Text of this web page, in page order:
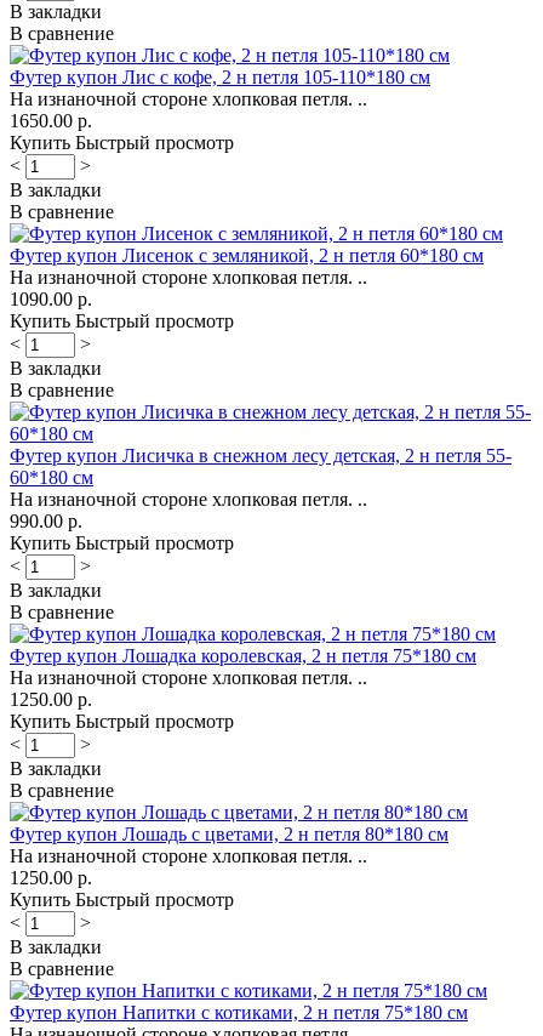
В закладки
В сравнение
Футер купон Лис с кофе, 2 н петля 105-110*180 см
На изнаночной стороне хлопковая петля. ..
1650.00 р.
Купить Быстрый просмотр
<
>
В закладки
В сравнение
Футер купон Лисенок с земляникой, 2 н петля 60*180 см
На изнаночной стороне хлопковая петля. ..
1090.00 р.
Купить Быстрый просмотр
<
>
В закладки
В сравнение
Футер купон Лисичка в снежном лесу детская, 2 н петля 55-
60*180 см
На изнаночной стороне хлопковая петля. ..
990.00 р.
Купить Быстрый просмотр
<
>
В закладки
В сравнение
Футер купон Лошадка королевская, 2 н петля 75*180 см
На изнаночной стороне хлопковая петля. ..
1250.00 р.
Купить Быстрый просмотр
<
>
В закладки
В сравнение
Футер купон Лошадь с цветами, 2 н петля 80*180 см
На изнаночной стороне хлопковая петля. ..
1250.00 р.
Купить Быстрый просмотр
<
>
В закладки
В сравнение
Футер купон Напитки с котиками, 2 н петля 75*180 см